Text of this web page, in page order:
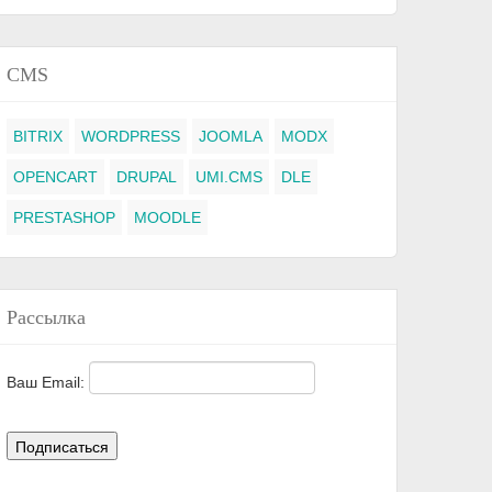
CMS
BITRIX WORDPRESS JOOMLA MODX
OPENCART DRUPAL UMI.CMS DLE
PRESTASHOP MOODLE
Рассылка
Ваш Email: